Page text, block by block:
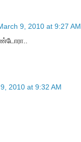
9, 2010 at 9:27 AM
2010 at 9:32 AM